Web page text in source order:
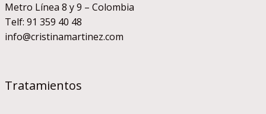
Metro Línea 8 y 9 – Colombia
Telf: 91 359 40 48
info@cristinamartinez.com
Tratamientos